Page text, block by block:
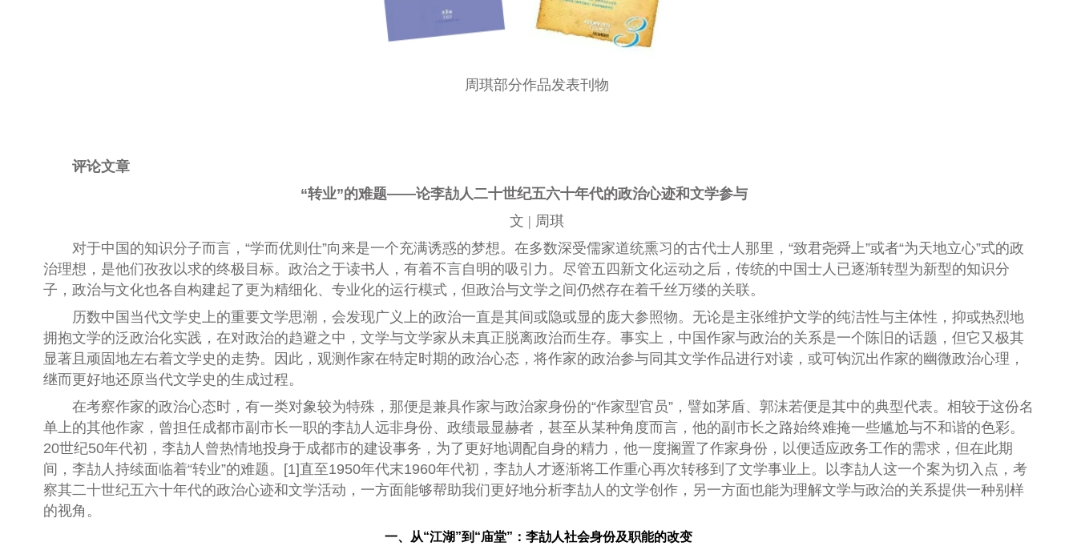
周琪部分作品发表刊物
评论文章
“转业”的难题——论李劼人二十世纪五六十年代的政治心迹和文学参与
文 | 周琪
对于中国的知识分子而言，“学而优则仕”向来是一个充满诱惑的梦想。在多数深受儒家道统熏习的古代士人那里，“致君尧舜上”或者“为天地立心”式的政
治理想，是他们孜孜以求的终极目标。政治之于读书人，有着不言自明的吸引力。尽管五四新文化运动之后，传统的中国士人已逐渐转型为新型的知识分
子，政治与文化也各自构建起了更为精细化、专业化的运行模式，但政治与文学之间仍然存在着千丝万缕的关联。
历数中国当代文学史上的重要文学思潮，会发现广义上的政治一直是其间或隐或显的庞大参照物。无论是主张维护文学的纯洁性与主体性，抑或热烈地
拥抱文学的泛政治化实践，在对政治的趋避之中，文学与文学家从未真正脱离政治而生存。事实上，中国作家与政治的关系是一个陈旧的话题，但它又极其
显著且顽固地左右着文学史的走势。因此，观测作家在特定时期的政治心态，将作家的政治参与同其文学作品进行对读，或可钩沉出作家的幽微政治心理，
继而更好地还原当代文学史的生成过程。
在考察作家的政治心态时，有一类对象较为特殊，那便是兼具作家与政治家身份的“作家型官员”，譬如茅盾、郭沫若便是其中的典型代表。相较于这份名
单上的其他作家，曾担任成都市副市长一职的李劼人远非身份、政绩最显赫者，甚至从某种角度而言，他的副市长之路始终难掩一些尴尬与不和谐的色彩。
20世纪50年代初，李劼人曾热情地投身于成都市的建设事务，为了更好地调配自身的精力，他一度搁置了作家身份，以便适应政务工作的需求，但在此期
间，李劼人持续面临着“转业”的难题。[1]直至1950年代末1960年代初，李劼人才逐渐将工作重心再次转移到了文学事业上。以李劼人这一个案为切入点，考
察其二十世纪五六十年代的政治心迹和文学活动，一方面能够帮助我们更好地分析李劼人的文学创作，另一方面也能为理解文学与政治的关系提供一种别样
的视角。
一、 从“江湖”到“庙堂”：李劼人社会身份及职能的改变